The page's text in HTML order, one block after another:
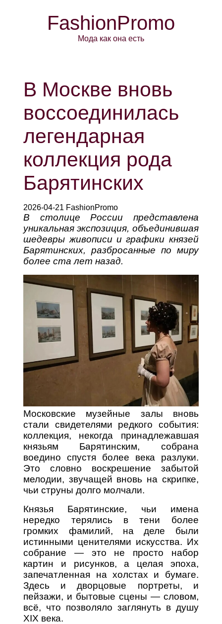
FashionPromo
Мода как она есть
В Москве вновь
воссоединилась
легендарная
коллекция рода
Барятинских
2026-04-21 FashionPromo
В столице России представлена
уникальная экспозиция, объединившая
шедевры живописи и графики князей
Барятинских, разбросанные по миру
более ста лет назад.
Московские музейные залы вновь
стали свидетелями редкого события:
коллекция, некогда принадлежавшая
князьям Барятинским, собрана
воедино спустя более века разлуки.
Это словно воскрешение забытой
мелодии, звучащей вновь на скрипке,
чьи струны долго молчали.
Князья Барятинские, чьи имена
нередко терялись в тени более
громких фамилий, на деле были
истинными ценителями искусства. Их
собрание — это не просто набор
картин и рисунков, а целая эпоха,
запечатленная на холстах и бумаге.
Здесь и дворцовые портреты, и
пейзажи, и бытовые сцены — словом,
всё, что позволяло заглянуть в душу
XIX века.